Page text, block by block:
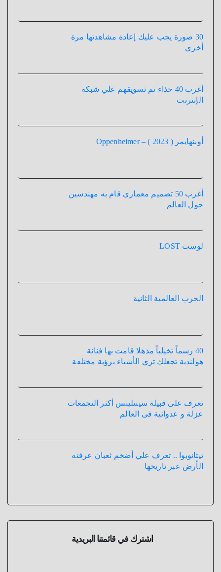
30 صورة يجب عليك إعادة مشاهدتها مرة
أخري
أغرب 40 حذاء تم تسويقهم علي شبكة
الإنترنت
أوبنهايمر ( 2023 ) – Oppenheimer
أغرب 50 تصميم معماري قام به مهندسين
حول العالم
لوست LOST
الحرب العالمية الثانية
40 رسماً تخيلياً مذهلا قامت بها فنانة
هولندية تجعلك تري الأشياء برؤية مختلفة
تعرف على قبيلة سينتلينس أكثر التجمعات
عزلة و عدوانية فى العالم
تيتانوبوا .. تعرف علي أضخم ثعبان عرفته
الأرض عبر تاريخها
اشترك في قائمتنا البريدية